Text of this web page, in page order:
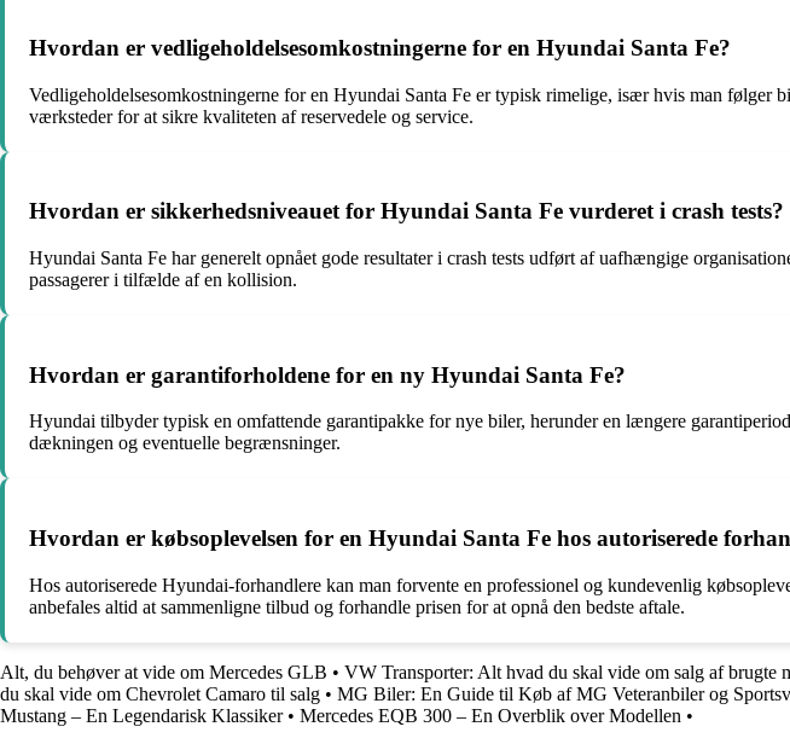
Hvordan er vedligeholdelsesomkostningerne for en Hyundai Santa Fe?
Vedligeholdelsesomkostningerne for en Hyundai Santa Fe er typisk rimelige, især hvis man følger
værksteder for at sikre kvaliteten af reservedele og service.
Hvordan er sikkerhedsniveauet for Hyundai Santa Fe vurderet i crash tests?
Hyundai Santa Fe har generelt opnået gode resultater i crash tests udført af uafhængige
passagerer i tilfælde af en kollision.
Hvordan er garantiforholdene for en ny Hyundai Santa Fe?
Hyundai tilbyder typisk en omfattende garantipakke for nye biler, herunder en længere
dækningen og eventuelle begrænsninger.
Hvordan er købsoplevelsen for en Hyundai Santa Fe hos autoriserede
Hos autoriserede Hyundai-forhandlere kan man forvente en professionel og kundevenlig
anbefales altid at sammenligne tilbud og forhandle prisen for at opnå den bedste aftale.
Alt, du behøver at vide om Mercedes GLB • VW Transporter: Alt hvad du skal vide om salg af brugte
du skal vide om Chevrolet Camaro til salg • MG Biler: En Guide til Køb af MG Veteranbiler og
Mustang – En Legendarisk Klassiker• Mercedes EQB 300 – En Overblik over Modellen •